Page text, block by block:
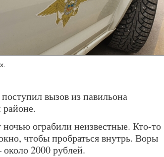
вызов из павильона
районе.
ограбили неизвестные. Кто-то
чтобы пробраться внутрь. Воры
2000 рублей.